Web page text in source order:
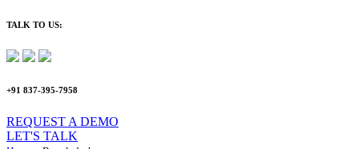
TALK TO US:
+91 837-395-7958
REQUEST A DEMO​
LET'S TALK